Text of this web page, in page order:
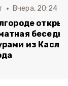
Вчера, 20:24
из